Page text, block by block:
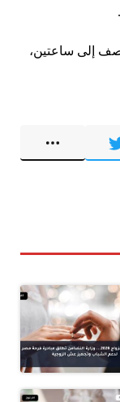
إلى ساعتين،